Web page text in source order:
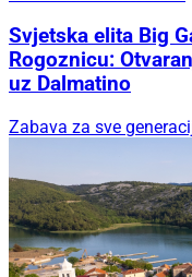
Svjetska elita Big
Rogoznicu:
uz Dalmatino
Zabava za sve